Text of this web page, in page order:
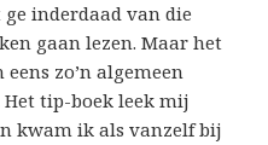
inderdaad van die
gaan lezen. Maar het
zo’n algemeen
tip-boek leek mij
kwam ik als vanzelf bij